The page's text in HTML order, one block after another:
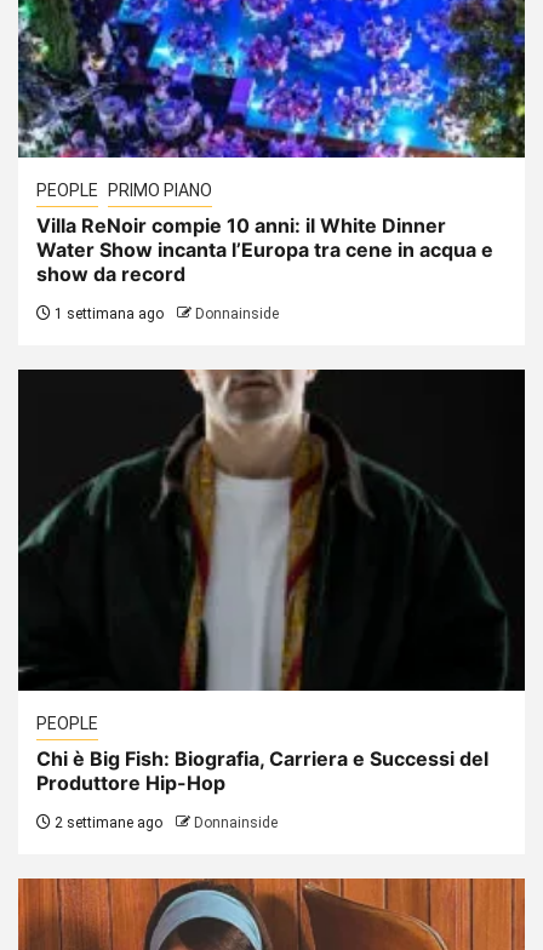
PEOPLE PRIMO PIANO
Villa ReNoir compie 10 anni: il White Dinner
Water Show incanta l’Europa tra cene in acqua e
show da record
1 settimana ago Donnainside
PEOPLE
Chi è Big Fish: Biografia, Carriera e Successi del
Produttore Hip-Hop
2 settimane ago Donnainside